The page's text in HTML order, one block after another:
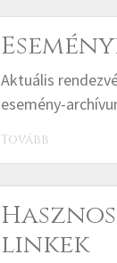
Aktuális
esemény-
Tovább
Hasznos
linkek